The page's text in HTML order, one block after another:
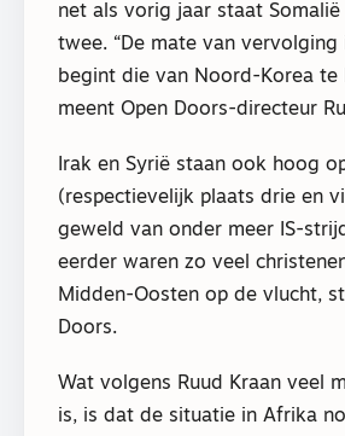
net als vorig jaar staat Somalië
twee. “De mate van vervolging
begint die van Noord-Korea te
meent Open Doors-directeur
Irak en Syrië staan ook hoog
(respectievelijk plaats drie en
geweld van onder meer IS-
eerder waren zo veel
Midden-Oosten op de vlucht,
Doors.
Wat volgens Ruud Kraan veel
is, is dat de situatie in Afrika